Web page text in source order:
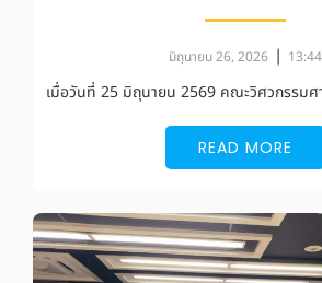
มิถุนายน 26, 2026 | 13:44
เมื่อวันที่ 25 มิถุนายน 2569 คณะวิศวกรรมศ
READ MORE